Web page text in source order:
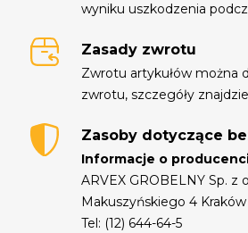
wyniku uszkodzenia
Zasady zwrotu
Zwrotu artykułów można
zwrotu, szczegóły
Zasoby dotyczące
Informacje o
ARVEX GROBELNY Sp. z
Makuszyńskiego 4
Tel: (12) 644-64-5